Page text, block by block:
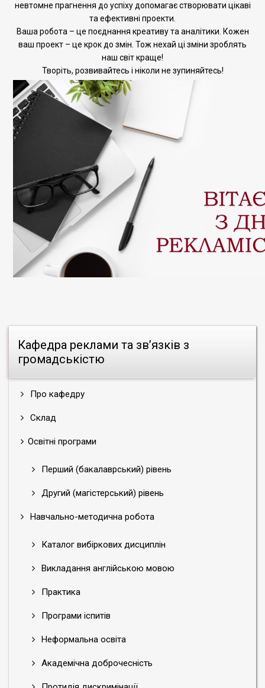
Кафедра реклами та зв’язків з
громадськістю
Про кафедру
Склад
Освітні програми
Перший (бакалаврський) рівень
Другий (магістерський) рівень
Навчально-методична робота
Каталог вибіркових дисциплін
Викладання англійською мовою
Практика
Програми іспитів
Неформальна освіта
Академічна доброчесність
невтомне прагнення до успіху допомагає створювати цікаві
та ефективні проекти.
Ваша робота – це поєднання креативу та аналітики. Кожен
ваш проект – це крок до змін. Тож нехай ці зміни зроблять
наш світ краще!
Творіть, розвивайтесь і ніколи не зупиняйтесь!